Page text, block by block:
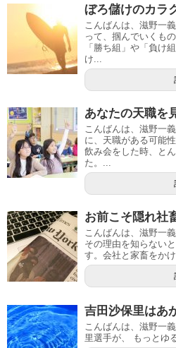
ぼろ儲けのカラ
こんばんは、滋野一
って、掴んでいくも
「勝ち組」や「負け
け...
あなたの天職を
こんばんは、滋野一
に、天職がある可能
飲み会をした時、と
た。...
お前こそ隠れ社
こんばんは、滋野一義
その理由を知らない
す。会社と家畜をか
吉田沙保里はあ
こんばんは、滋野一
里選手が、 もっとゆ